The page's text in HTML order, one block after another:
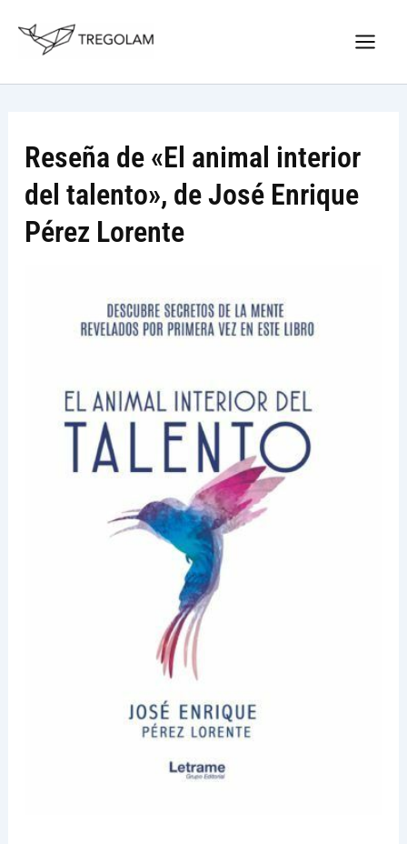
Reseña de «El animal interior
del talento», de José Enrique
Pérez Lorente